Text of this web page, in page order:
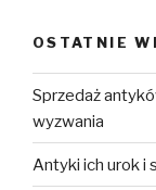
OSTATNIE
Sprzedaż
wyzwania
Antyki ich urok i